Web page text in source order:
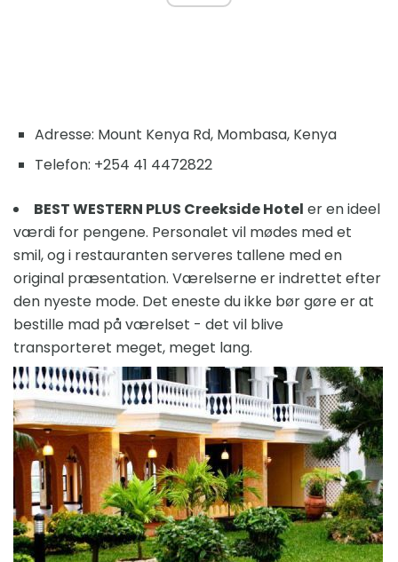
Adresse: Mount Kenya Rd, Mombasa, Kenya
Telefon: +254 41 4472822
BEST WESTERN PLUS Creekside Hotel er en ideel
værdi for pengene. Personalet vil mødes med et
smil, og i restauranten serveres tallene med en
original præsentation. Værelserne er indrettet efter
den nyeste mode. Det eneste du ikke bør gøre er at
bestille mad på værelset - det vil blive
transporteret meget, meget lang.